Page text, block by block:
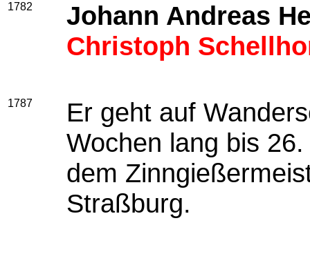
1782
Johann Andreas
Christoph
1787
Er geht auf
Wochen lang bis
dem
Straßburg.